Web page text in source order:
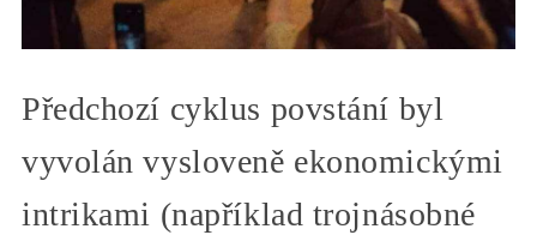
Předchozí cyklus povstání byl
vyvolán vysloveně ekonomickými
intrikami (například trojnásobné